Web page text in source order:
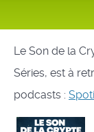
Le Son de la
Séries, est à
podcasts :